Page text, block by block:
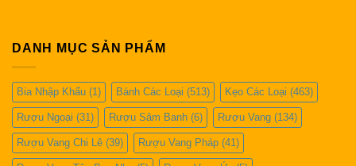
DANH MỤC SẢN PHẨM
Bia Nhập Khẩu (1) Bánh Các Loại (513) Kẹo Các Loại (463)
Rượu Ngoại (31) Rượu Sâm Banh (6) Rượu Vang (134)
Rượu Vang Chi Lê (39) Rượu Vang Pháp (41)